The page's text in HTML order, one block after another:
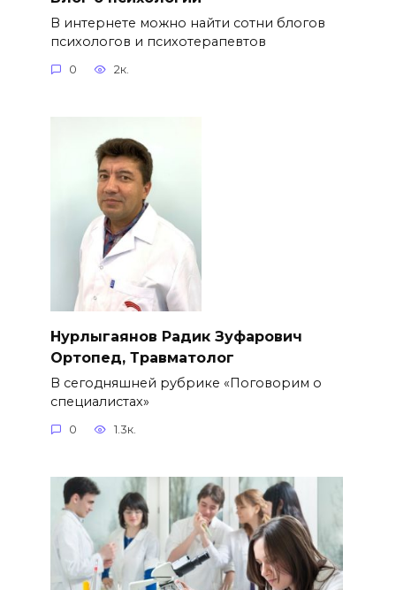
В интернете можно найти сотни блогов
психологов и психотерапевтов
0 2к.
Нурлыгаянов Радик Зуфарович
Ортопед, Травматолог
В сегодняшней рубрике «Поговорим о
специалистах»
0 1.3к.